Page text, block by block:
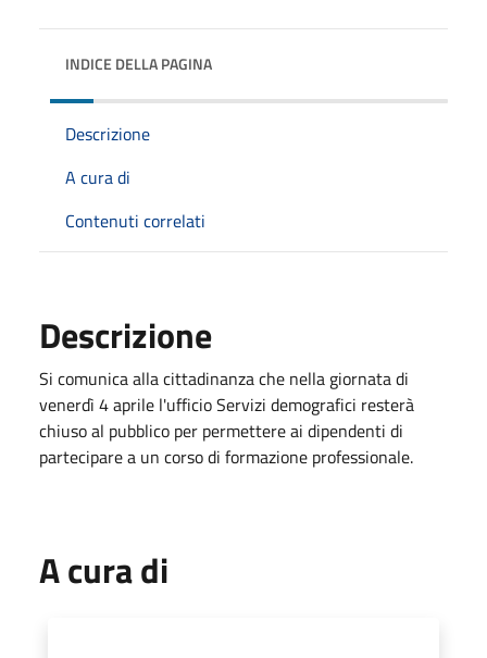
INDICE DELLA PAGINA
Descrizione
A cura di
Contenuti correlati
Descrizione
Si comunica alla cittadinanza che nella giornata di
venerdì 4 aprile l'ufficio Servizi demografici resterà
chiuso al pubblico per permettere ai dipendenti di
partecipare a un corso di formazione professionale.
A cura di